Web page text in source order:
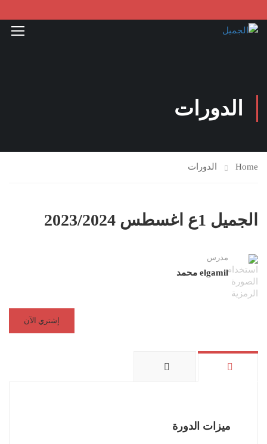
الدورات
Home الدورات
الجميل 1ع اغسطس 2023/2024
مدرس
elgamil محمد
إشتري الآن
ميزات الدورة